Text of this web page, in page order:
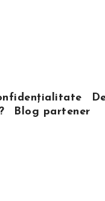
Blog partener